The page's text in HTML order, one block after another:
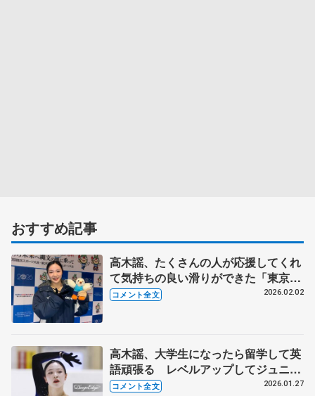
おすすめ記事
高木謡、たくさんの人が応援してくれ
て気持ちの良い滑りができた「東京チ
ームの皆さんと頑張って、すごく楽し
コメント全文 2026.02.02
高木謡、大学生になったら留学して英
語頑張る レベルアップしてジュニア
GPにもう一度出たい【全国高校スケ
コメント全文 2026.01.27